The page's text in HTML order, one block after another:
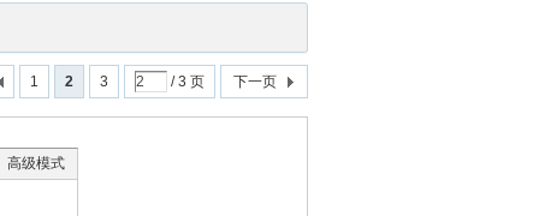
1 2 3 / 3 页 下一页
高级模式